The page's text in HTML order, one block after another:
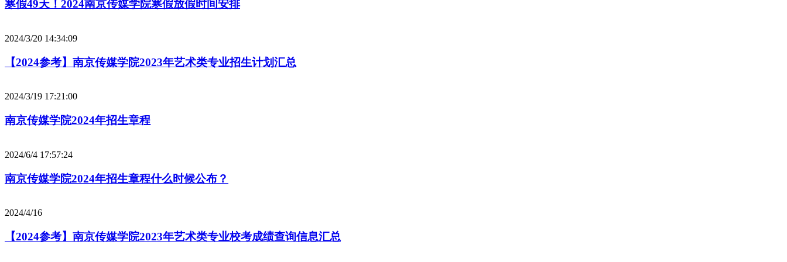
寒假49天！2024南京传媒学院寒假放假时间安排
2024/3/20 14:34:09
【2024参考】南京传媒学院2023年艺术类专业招生计划汇总
2024/3/19 17:21:00
南京传媒学院2024年招生章程
2024/6/4 17:57:24
南京传媒学院2024年招生章程什么时候公布？
2024/4/16
【2024参考】南京传媒学院2023年艺术类专业校考成绩查询信息汇总